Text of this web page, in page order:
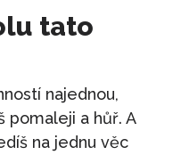
tato
najednou,
pomaleji a hůř. A
na jednu věc